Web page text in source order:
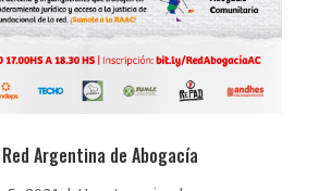
Argentina de Abogacía